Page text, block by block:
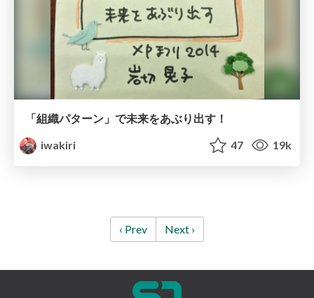
「組織パターン」で未来をあぶり出す！
iwakiri
47 19k
‹ Prev Next ›